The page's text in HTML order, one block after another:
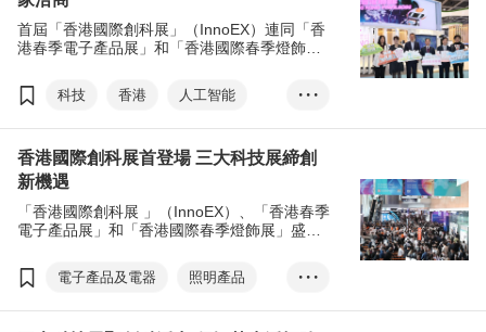
首屆「香港國際創科展」（InnoEX）連同「香
港春季電子產品展」和「香港國際春季燈飾
親臨展會現場洽商，突顯香港創科優勢。
科技 香港
人工智能
智慧城市
元宇宙
創科
初創
香港國際創科展
香港春季電子產品展
香港國際春季燈飾展
• • •
香港國際創科展首登場 三大科技展締創
新機遇
「香港國際創科展 」（InnoEX）、「香港春季
電子產品展」和「香港國際春季燈飾展」盛大
發展成為國際創新科技樞紐。
電子產品及電器
照明產品
科技
香港
創科
• • •